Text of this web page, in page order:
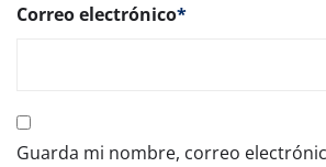
Correo electrónico*
Guarda mi nombre, correo